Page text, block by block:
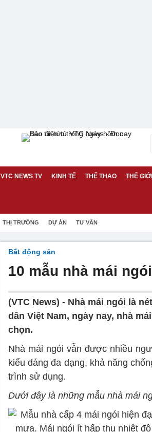
VTC NEWS TV KINH TẾ THỂ THAO THẾ GIỚI
THỊ TRƯỜNG DỰ ÁN TƯ VẤN
Bất động sản
10 mẫu nhà mái
(VTC News) - Nhà mái ngói là
dân Việt Nam, ngày nay, nhà
chọn.
Nhà mái ngói vẫn được nhiều
kiểu dáng đa dạng, khả năng
trình sử dụng.
Dưới đây là những mẫu nhà mái